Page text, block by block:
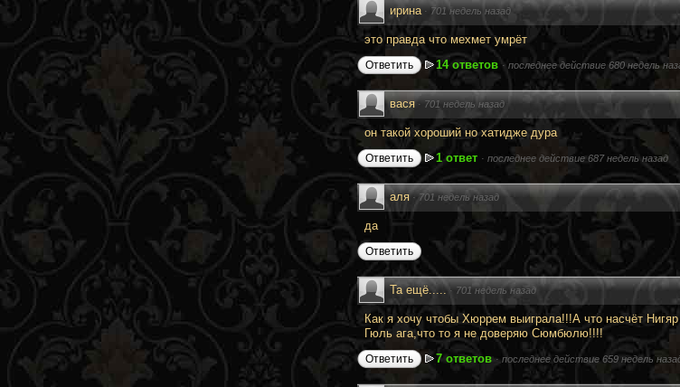
ирина · 701 недель назад
это правда что мехмет умрёт
Ответить 14 ответов · последнее действие 680 недель
вася · 701 недель назад
он такой хороший но хатидже дура
Ответить 1 ответ · последнее действие 687 недель назад
аля ·701 недель назад
да
Ответить
Та ещё..... · 701 недель назад
Как я хочу чтобы Хюррем выиграла!!!А что насчёт
Гюль ага,что то я не доверяю Сюмбюлю!!!!
Ответить 7 ответов· последнее действие 659 недель